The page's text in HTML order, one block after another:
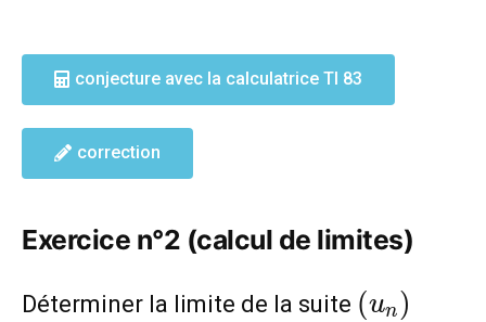
conjecture avec la calculatrice TI 83
correction
Exercice n°2 (calcul de limites)
Déterminer la limite de la suite (u_n)
(un)